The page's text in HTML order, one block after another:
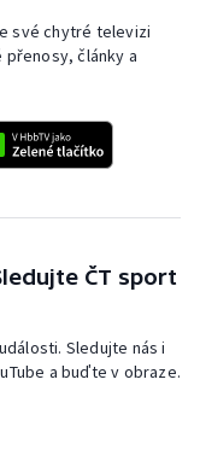
své chytré televizi
články a
ČT sport
Sledujte nás i
a buďte v obraze.